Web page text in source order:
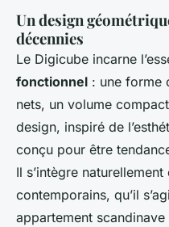
Un design
décennies
Le Digicube incarne
fonctionnel : une forme
nets, un volume
design, inspiré de
conçu pour être
Il s’intègre
contemporains, qu’il
appartement scandinave